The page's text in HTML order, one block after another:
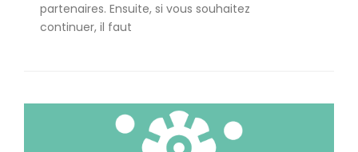
partenaires. Ensuite, si vous souhaitez
continuer, il faut